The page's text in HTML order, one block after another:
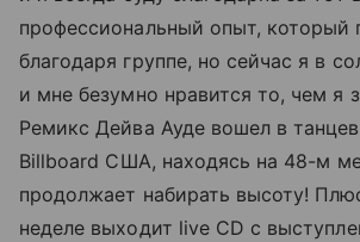
профессиональный опыт, который
благодаря группе, но сейчас я в
и мне безумно нравится то, чем я
Ремикс Дейва Ауде вошел в
Billboard США, находясь на 48-м
продолжает набирать высоту!
неделе выходит live CD с